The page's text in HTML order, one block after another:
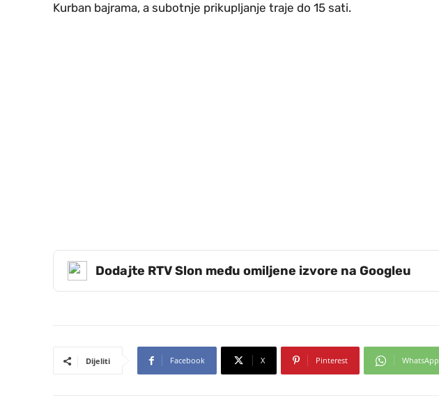
Kurban bajrama, a subotnje prikupljanje traje do 15 sati.
Dodajte RTV Slon među omiljene izvore na Googleu
Dijeliti Facebook X Pinterest WhatsApp